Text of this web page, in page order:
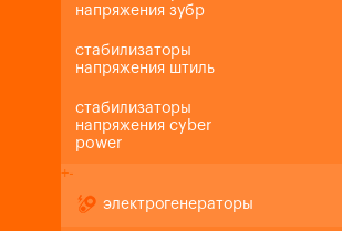
напряжения зубр
стабилизаторы
напряжения штиль
стабилизаторы
напряжения cyber
power
+-
электрогенераторы